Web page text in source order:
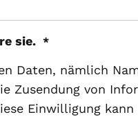
sie. *
Daten, nämlich
Zusendung von
Einwilligung